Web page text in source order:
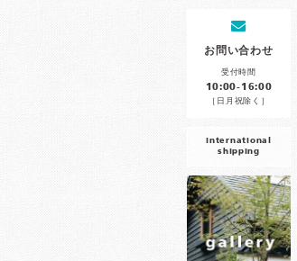
お問い合わせ
受付時間
10:00-16:00
［日月祝除く］
international
shipping